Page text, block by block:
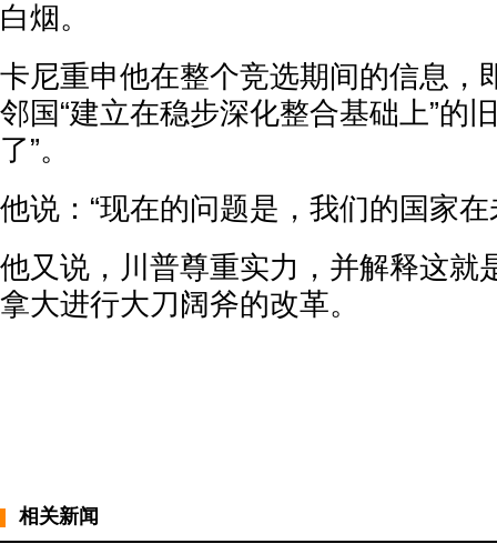
白烟。
卡尼重申他在整个竞选期间的信息，
邻国“建立在稳步深化整合基础上”的
了”。
他说：“现在的问题是，我们的国家
他又说，川普尊重实力，并解释这就
拿大进行大刀阔斧的改革。
相关新闻